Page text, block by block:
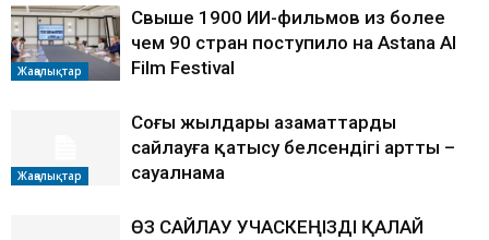
Жаңалықтар
Свыше 1900 ИИ-фильмов из более
чем 90 стран поступило на Astana AI
Film Festival
Жаңалықтар
Соңғы жылдары азаматтардың
сайлауға қатысу белсендігі артты –
сауалнама
ӨЗ САЙЛАУ УЧАСКЕҢІЗДІ ҚАЛАЙ